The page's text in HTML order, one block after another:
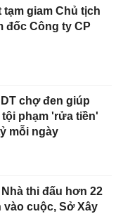
tạm giam Chủ tịch
đốc Công ty CP
chợ đen giúp
phạm 'rửa tiền'
mỗi ngày
thi đấu hơn 22
vào cuộc, Sở Xây